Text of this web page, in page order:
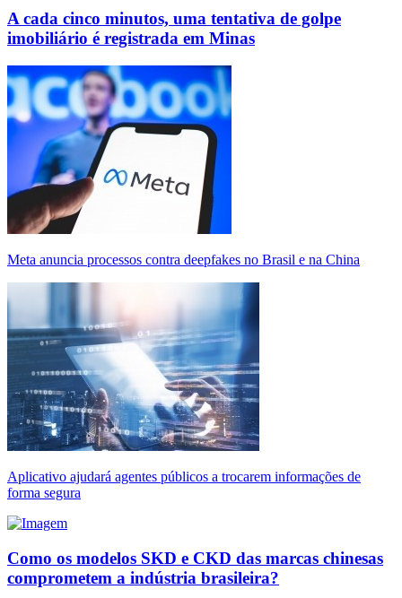
A cada cinco minutos, uma tentativa de golpe
imobiliário é registrada em Minas
Meta anuncia processos contra deepfakes no Brasil e na China
Aplicativo ajudará agentes públicos a trocarem informações de
forma segura
Como os modelos SKD e CKD das marcas chinesas
comprometem a indústria brasileira?